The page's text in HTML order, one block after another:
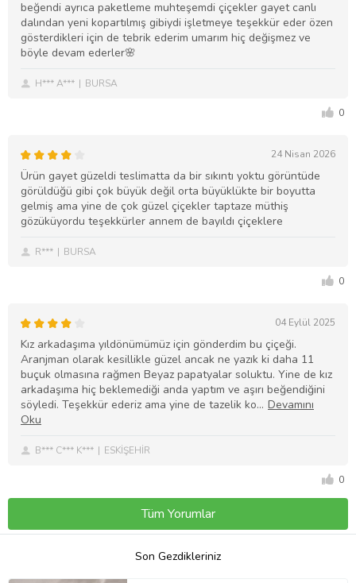
beğendi ayrıca paketleme muhteşemdi çiçekler gayet canlı
dalından yeni kopartılmış gibiydi işletmeye teşekkür eder özen
gösterdikleri için de tebrik ederim umarım hiç değişmez ve
böyle devam ederler🌸
H*** A*** BURSA
0
24 Nisan 2026
Ürün gayet güzeldi teslimatta da bir sıkıntı yoktu görüntüde
görüldüğü gibi çok büyük değil orta büyüklükte bir boyutta
gelmiş ama yine de çok güzel çiçekler taptaze müthiş
gözüküyordu teşekkürler annem de bayıldı çiçeklere
R*** BURSA
0
04 Eylül 2025
Kız arkadaşıma yıldönümümüz için gönderdim bu çiçeği.
Aranjman olarak kesillikle güzel ancak ne yazık ki daha 11
buçuk olmasına rağmen Beyaz papatyalar soluktu. Yine de kız
arkadaşıma hiç beklemediği anda yaptım ve aşırı beğendiğini
söyledi. Teşekkür ederiz ama yine de tazelik ko
B*** C*** K*** ESKİŞEHİR
0
Tüm Yorumlar
Son Gezdikleriniz